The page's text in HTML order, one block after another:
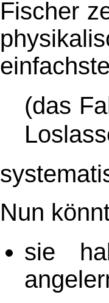
Fischer
(das
Nun
sie